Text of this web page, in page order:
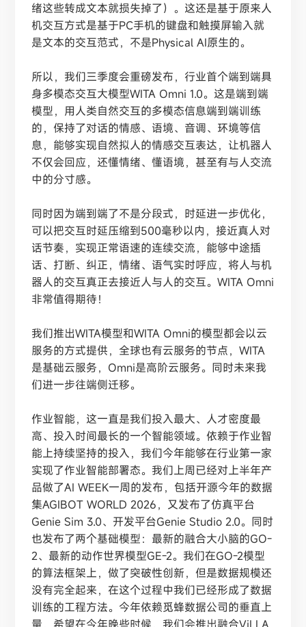
绪这些转成文本就损失掉了）。这还是基于原来人
机交互方式是基于PC手机的键盘和触摸屏输入就
是文本的交互范式，不是Physical AI原生的。
所以，我们三季度会重磅发布，行业首个端到端具
身多模态交互大模型WITA Omni 1.0。这是端到端
模型，用人类自然交互的多模态信息端到端训练
的，保持了对话的情感、语境、音调、环境等信
息，能够实现自然拟人的情感交互表达，让机器人
不仅会回应，还懂情绪、懂语境，甚至有与人交流
中的分寸感。
同时因为端到端了不是分段式，时延进一步优化，
可以把交互时延压缩到500毫秒以内，接近真人对
话节奏，实现正常语速的连续交流，能够中途插
话、打断、纠正，情绪、语气实时呼应，将人与机
器人的交互真正去接近人与人的交互。WITA Omni
非常值得期待！
我们推出WITA模型和WITA Omni的模型都会以云
服务的方式提供，全球也有云服务的节点，WITA
是基础云服务，Omni是高阶云服务。同时未来我
们进一步往端侧迁移。
作业智能，这一直是我们投入最大、人才密度最
高、投入时间最长的一个智能领域。依赖于作业智
能上持续坚持的投入，我们今年能够在行业第一家
实现了作业智能部署态。我们上周已经对上半年产
品做了AI WEEK一周的发布，包括开源今年的数据
集AGIBOT WORLD 2026，又发布了仿真平台
Genie Sim 3.0、开发平台Genie Studio 2.0。同时
也发布了两个基础模型：最新的融合大小脑的GO-
2、最新的动作世界模型GE-2。我们在GO-2模型
的算法框架上，做了突破性创新，但是数据规模还
没有完全起来，在这个过程中我们已经形成了数据
训练的工程方法。今年依赖觅蜂数据公司的垂直上